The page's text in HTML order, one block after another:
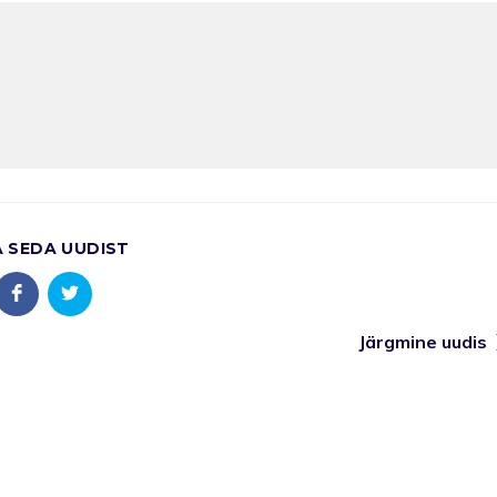
SEDA UUDIST
Järgmine uudis